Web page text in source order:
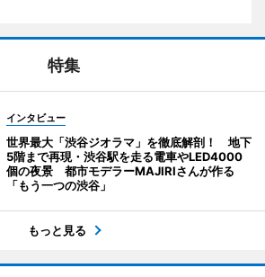
特集
インタビュー
世界最大「渋谷ジオラマ」を徹底解剖！ 地下
5階まで再現・渋谷駅を走る電車やLED4000
個の夜景 都市モデラーMAJIRIさんが作る
「もう一つの渋谷」
もっと見る